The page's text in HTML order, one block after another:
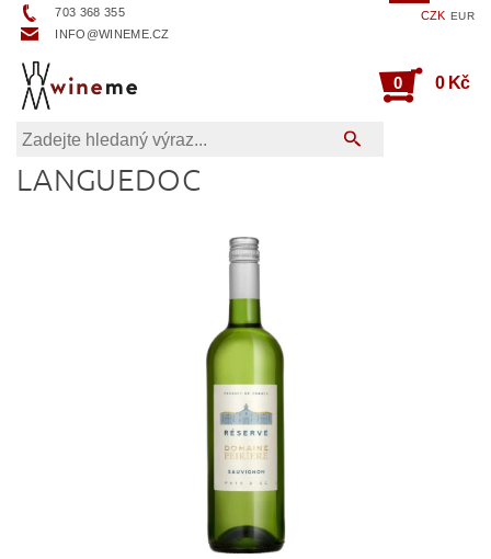
703 368 355
INFO@WINEME.CZ
CZK EUR
0 0 Kč
LANGUEDOC